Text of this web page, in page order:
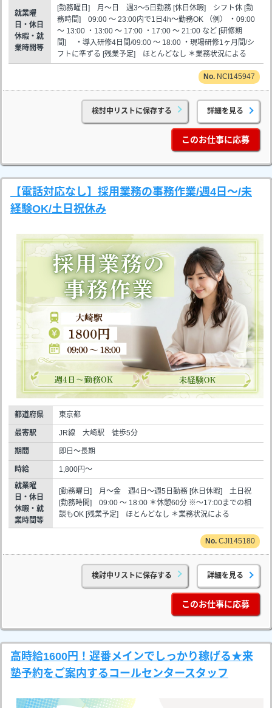
就業曜
日・休日
休暇・就
業時間等
[勤務曜日] 月～日 週3～5日勤務 [休日休暇] シフト休 [勤
務時間] 09:00 ～ 23:00内で1日4h～勤務OK （例） ・09:00
～ 13:00 ・13:00 ～ 17:00 ・17:00 ～ 21:00 など [研修期
間] ・導入研修4日間/09:00 ～ 18:00 ・現場研修1ヶ月間/シ
フトに準ずる [残業予定] ほとんどなし ＊業務状況による
NCI145947
検討中リストに保存する 詳細を見る
このお仕事に応募
【電話対応なし】採用業務の事務作業/週4日～/未
経験OK/土日祝休み
都道府県 東京都
最寄駅 JR線 大崎駅 徒歩5分
期間 即日～長期
時給
1,800円～
就業曜
日・休日
休暇・就
業時間等
[勤務曜日] 月～金 週4日～週5日勤務 [休日休暇] 土日祝
[勤務時間] 09:00 ～ 18:00 ＊休憩60分 ※～17:00までの相
談もOK [残業予定] ほとんどなし ＊業務状況による
CJI145180
検討中リストに保存する 詳細を見る
このお仕事に応募
高時給1600円！遅番メインでしっかり稼げる★来
塾予約をご案内するコールセンタースタッフ